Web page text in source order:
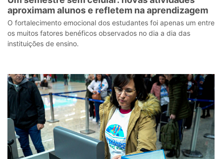
aproximam alunos e refletem na aprendizagem
O fortalecimento emocional dos estudantes foi apenas um entre
os muitos fatores benéficos observados no dia a dia das
instituições de ensino.